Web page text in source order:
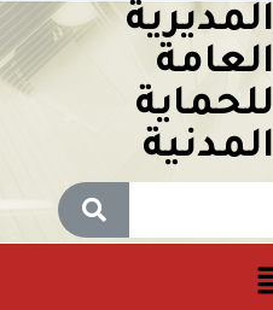
المديرية
العامة
للحماية
المدنية